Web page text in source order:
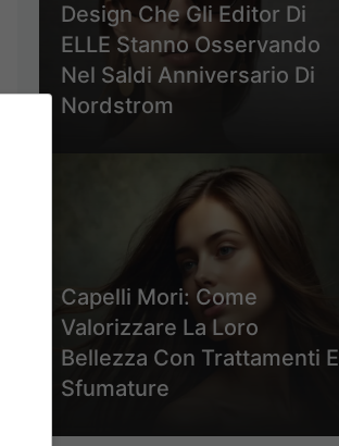
Design Che Gli Editor Di
ELLE Stanno Osservando
Nel Saldi Anniversario Di
Nordstrom
Capelli Mori: Come
Valorizzare La Loro
Bellezza Con Trattamenti E
Sfumature